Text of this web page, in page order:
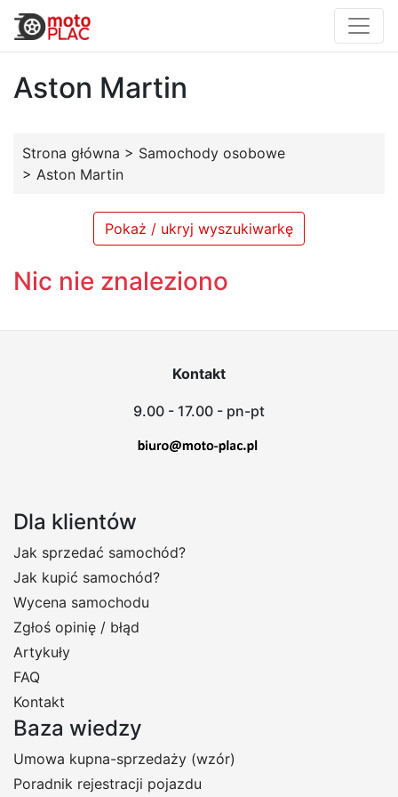
Aston Martin
Strona główna > Samochody osobowe
> Aston Martin
Pokaż / ukryj wyszukiwarkę
Nic nie znaleziono
Kontakt
9.00 - 17.00 - pn-pt
Dla klientów
Jak sprzedać samochód?
Jak kupić samochód?
Wycena samochodu
Zgłoś opinię / błąd
Artykuły
FAQ
Kontakt
Baza wiedzy
Umowa kupna-sprzedaży (wzór)
Poradnik rejestracji pojazdu